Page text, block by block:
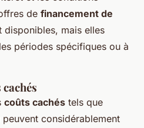
de financement de
disponibles, mais elles
périodes spécifiques ou à
coûts cachés tels que
considérablement